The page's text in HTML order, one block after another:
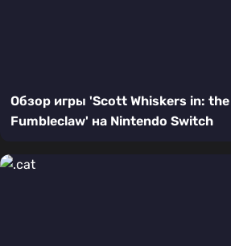
Обзор игры 'Scott Whiskers in:
Fumbleclaw' на Nintendo Switch